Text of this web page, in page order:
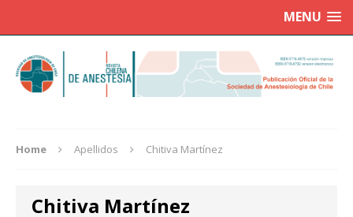
MENU
Home Apellidos Chitiva Martínez
Chitiva Martínez